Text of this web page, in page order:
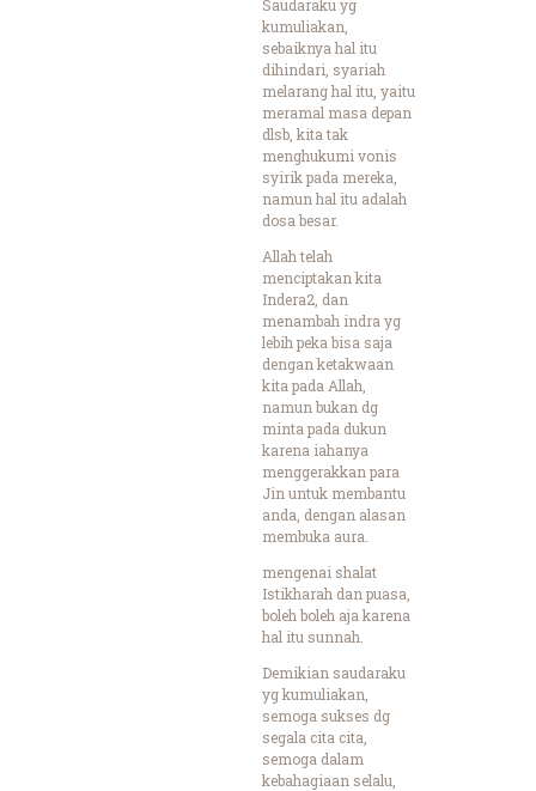
Saudaraku yg
kumuliakan,
sebaiknya hal itu
dihindari, syariah
melarang hal itu, yaitu
meramal masa depan
dlsb, kita tak
menghukumi vonis
syirik pada mereka,
namun hal itu adalah
dosa besar.
Allah telah
menciptakan kita
Indera2, dan
menambah indra yg
lebih peka bisa saja
dengan ketakwaan
kita pada Allah,
namun bukan dg
minta pada dukun
karena iahanya
menggerakkan para
Jin untuk membantu
anda, dengan alasan
membuka aura.
mengenai shalat
Istikharah dan puasa,
boleh boleh aja karena
hal itu sunnah.
Demikian saudaraku
yg kumuliakan,
semoga sukses dg
segala cita cita,
semoga dalam
kebahagiaan selalu,